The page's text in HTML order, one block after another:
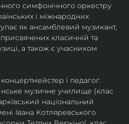
симфонічного оркестру
і міжнародних
як ансамблевий музикант,
класичній та
а також є учасником
концертмейстер і педагог.
музичне училище (клас
національний
Івана Котляревського